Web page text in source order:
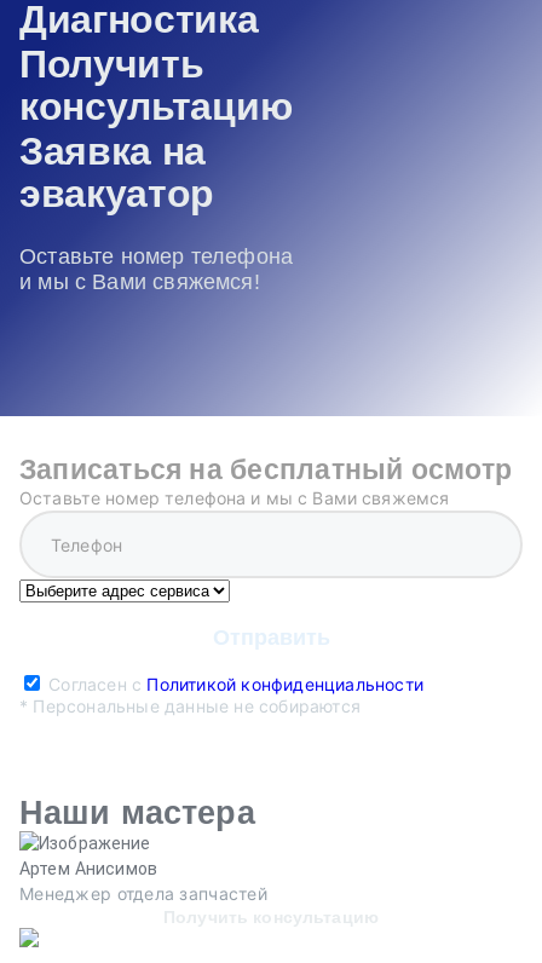
Диагностика
Получить
консультацию
Заявка на
эвакуатор
Оставьте номер телефона
и мы с Вами свяжемся!
Записаться на бесплатный осмотр
Оставьте номер телефона и мы с Вами свяжемся
Согласен с Политикой конфиденциальности
* Персональные данные не собираются
Наши мастера
Артем Анисимов
Менеджер отдела запчастей
Получить консультацию